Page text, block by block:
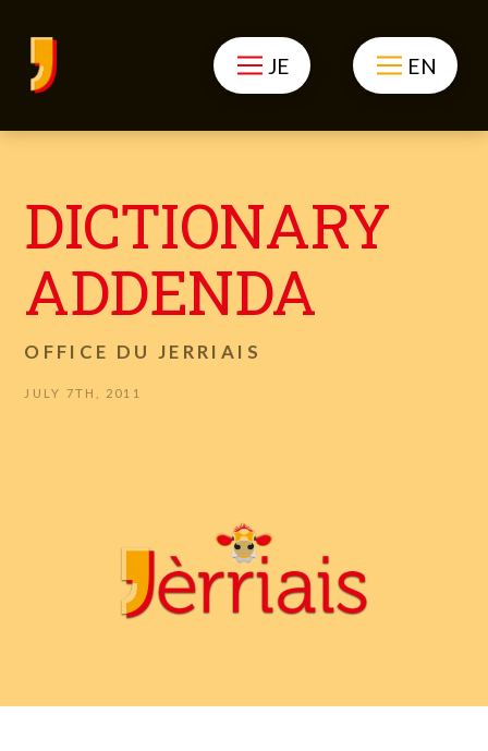
JE EN
DICTIONARY
ADDENDA
OFFICE DU JERRIAIS
JULY 7TH, 2011